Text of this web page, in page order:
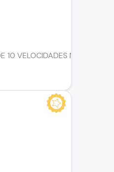
VELOCIDADES MAXIMO